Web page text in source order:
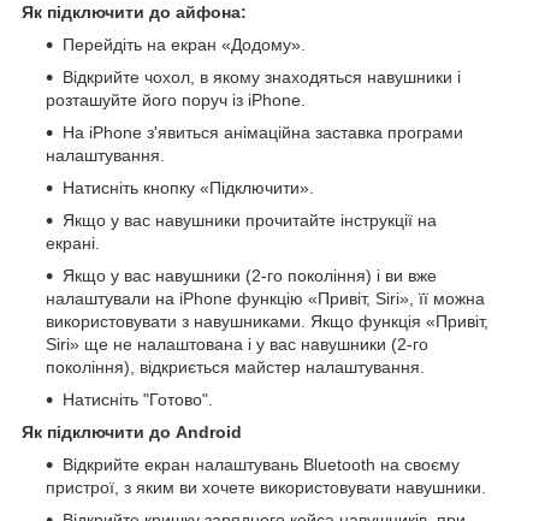
Як підключити до айфона:
Перейдіть на екран «Додому».
Відкрийте чохол, в якому знаходяться навушники і
розташуйте його поруч із iPhone.
На iPhone з'явиться анімаційна заставка програми
налаштування.
Натисніть кнопку «Підключити».
Якщо у вас навушники прочитайте інструкції на
екрані.
Якщо у вас навушники (2-го покоління) і ви вже
налаштували на iPhone функцію «Привіт, Siri», її можна
використовувати з навушниками. Якщо функція «Привіт,
Siri» ще не налаштована і у вас навушники (2-го
покоління), відкриється майстер налаштування.
Натисніть "Готово".
Як підключити до Android
Відкрийте екран налаштувань Bluetooth на своєму
пристрої, з яким ви хочете використовувати навушники.